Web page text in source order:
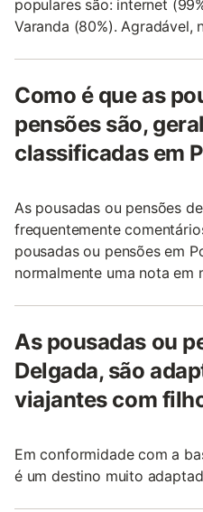
populares são: internet
Varanda (80%). Agradável,
Como é que as
pensões são,
classificadas em
As pousadas ou pensões
frequentemente
pousadas ou pensões em
normalmente uma nota em
As pousadas ou
Delgada, são
viajantes com
Em conformidade com a
é um destino muito